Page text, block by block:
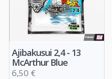
Ajibakusui 2,4 - 13
McArthur Blue
6,50 €